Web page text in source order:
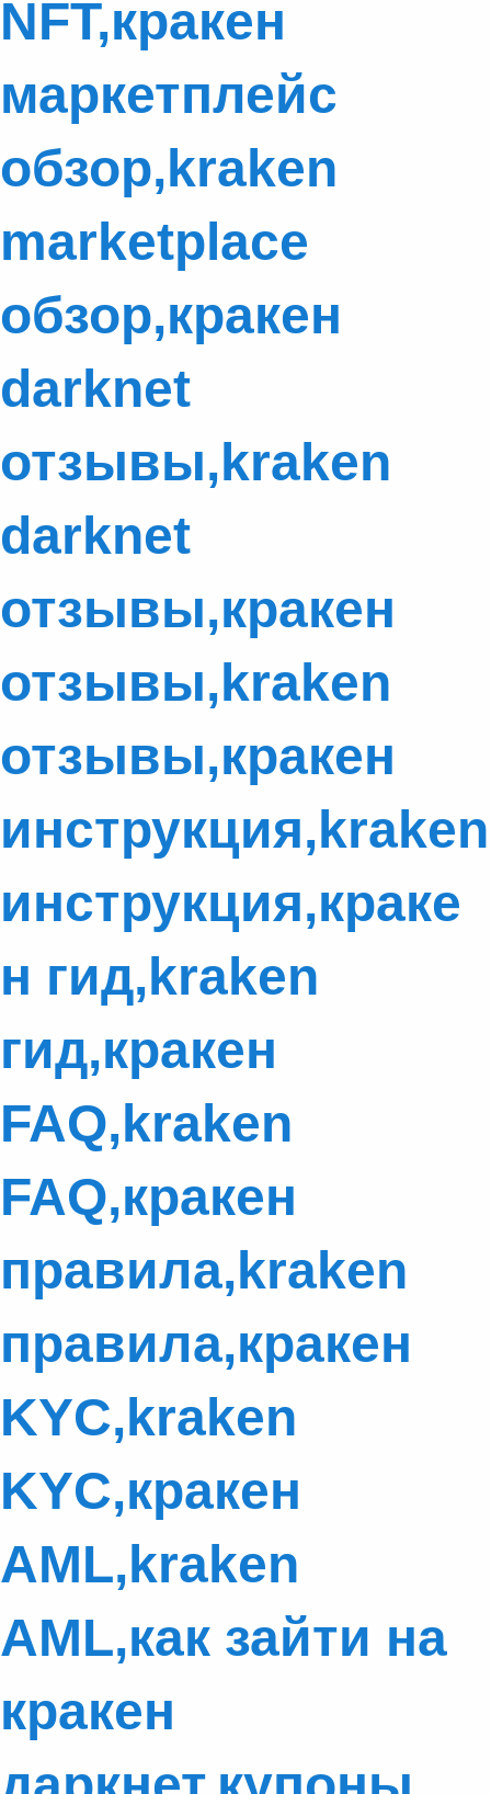
NFT,кракен
маркетплейс
обзор,kraken
marketplace
обзор,кракен
darknet
отзывы,kraken
darknet
отзывы,кракен
отзывы,kraken
отзывы,кракен
инструкция,kraken
инструкция,краке
н гид,kraken
гид,кракен
FAQ,kraken
FAQ,кракен
правила,kraken
правила,кракен
KYC,kraken
KYC,кракен
AML,kraken
AML,как зайти на
кракен